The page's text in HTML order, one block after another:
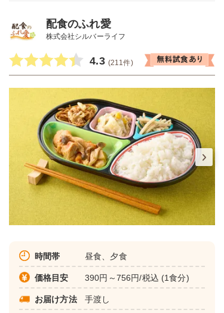
配食のふれ愛
株式会社シルバーライフ
4.3 (211件)
時間帯 昼食、夕食
価格目安 390円～756円/税込 (1食分)
お届け方法 手渡し